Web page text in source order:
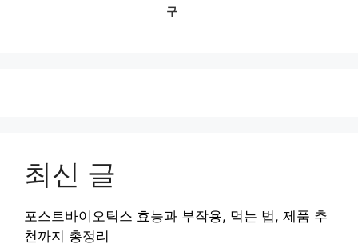
구
최신 글
포스트바이오틱스 효능과 부작용, 먹는 법, 제품 추
천까지 총정리